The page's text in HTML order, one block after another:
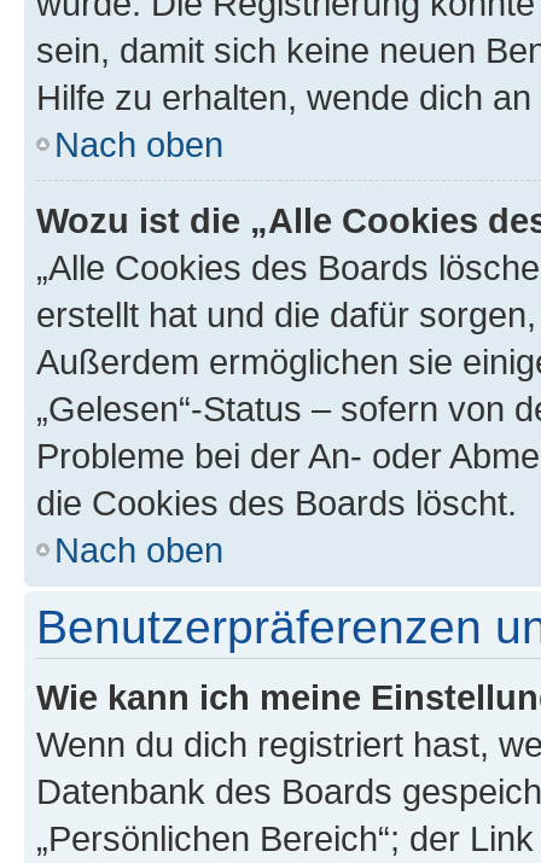
sein, damit sich keine neuen
Hilfe zu erhalten, wende dich
Nach oben
Wozu ist die „Alle Cookies
„Alle Cookies des Boards
erstellt hat und die dafür
Außerdem ermöglichen sie
„Gelesen“-Status – sofern von
Probleme bei der An- oder
die Cookies des Boards löscht.
Nach oben
Benutzerpräferenzen
Wie kann ich meine
Wenn du dich registriert hast,
Datenbank des Boards
„Persönlichen Bereich“; der